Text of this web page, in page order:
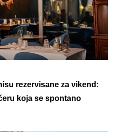
rezervisane za vikend:
koja se spontano